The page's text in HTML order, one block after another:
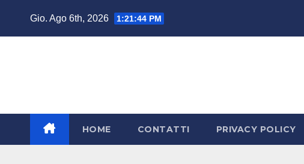
Gio. Ago 6th, 2026 1:21:45 PM
HOME CONTATTI PRIVACY POLICY